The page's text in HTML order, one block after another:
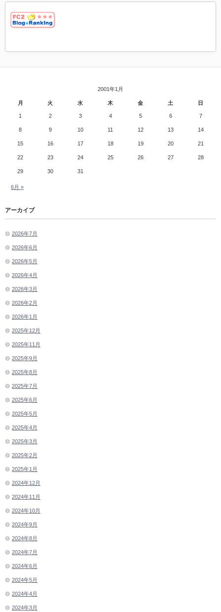
2001年1月
月 火 水 木 金 土 日
1 2 3 4 5 6 7
8 9 10 11 12 13 14
15 16 17 18 19 20 21
22 23 24 25 26 27 28
29 30 31
6月 »
アーカイブ
2026年7月
2026年6月
2026年5月
2026年4月
2026年3月
2026年2月
2026年1月
2025年12月
2025年11月
2025年9月
2025年8月
2025年7月
2025年6月
2025年5月
2025年4月
2025年3月
2025年2月
2025年1月
2024年12月
2024年11月
2024年10月
2024年9月
2024年8月
2024年7月
2024年6月
2024年5月
2024年4月
2024年3月